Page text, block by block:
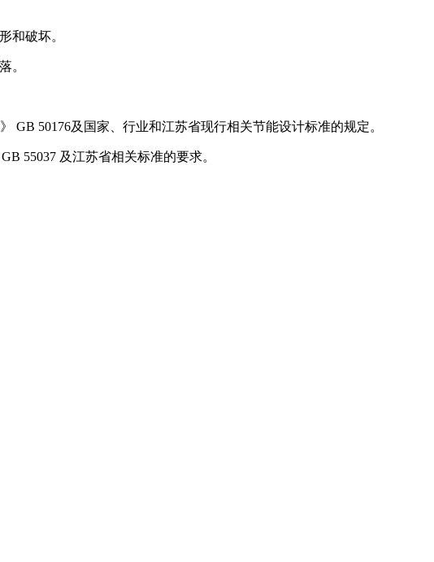
和破坏。
。
50176及国家、行业和江苏省现行相关节能设计标准的规定。
55037 及江苏省相关标准的要求。